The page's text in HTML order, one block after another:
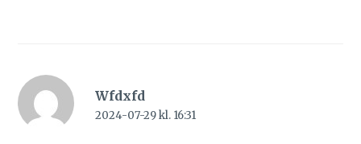
Wfdxfd
2024-07-29 kl. 16:31